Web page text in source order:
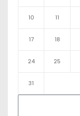
10 11
17 18
24 25
31